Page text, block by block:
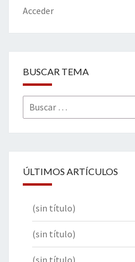
k
Acceder
BUSCAR TEMA
Buscar
por:
ÚLTIMOS ARTÍCULOS
(sin título)
(sin título)
(sin título)